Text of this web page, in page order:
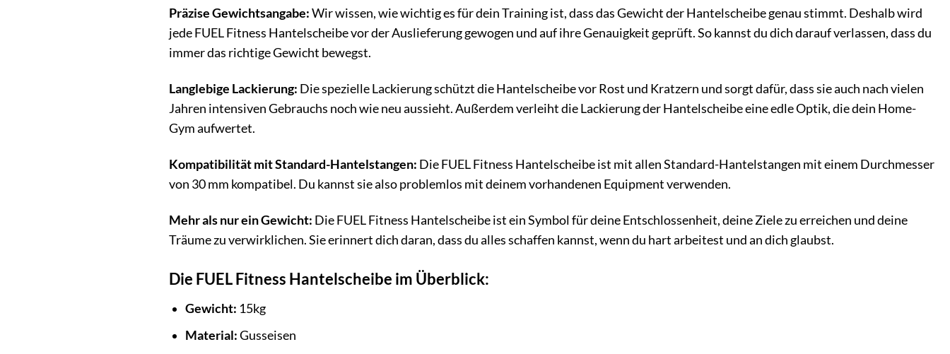
Präzise Gewichtsangabe:Wir wissen, wie wichtig es für dein Training ist, dass das Gewicht der Hantelscheibe genau stimmt. Deshalb wird
jede FUEL Fitness Hantelscheibe vor der Auslieferung gewogen und auf ihre Genauigkeit geprüft. So kannst du dich darauf verlassen, dass du
immer das richtige Gewicht bewegst.
Langlebige Lackierung: Die spezielle Lackierung schützt die Hantelscheibe vor Rost und Kratzern und sorgt dafür, dass sie auch nach vielen
Jahren intensiven Gebrauchs noch wie neu aussieht. Außerdem verleiht die Lackierung der Hantelscheibe eine edle Optik, die dein Home-
Gym aufwertet.
Kompatibilität mit Standard-Hantelstangen: Die FUEL Fitness Hantelscheibe ist mit allen Standard-Hantelstangen mit einem Durchmesser
von 30 mm kompatibel. Du kannst sie also problemlos mit deinem vorhandenen Equipment verwenden.
Mehr als nur ein Gewicht: Die FUEL Fitness Hantelscheibe ist ein Symbol für deine Entschlossenheit, deine Ziele zu erreichen und deine
Träume zu verwirklichen. Sie erinnert dich daran, dass du alles schaffen kannst, wenn du hart arbeitest und an dich glaubst.
Die FUEL Fitness Hantelscheibe im Überblick:
Gewicht: 15kg
Material:Gusseisen